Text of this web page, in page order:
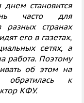
становится
часто для
странах
его в газетах,
сетях, а
работа. Поэтому
об этом на
к
КФУ.